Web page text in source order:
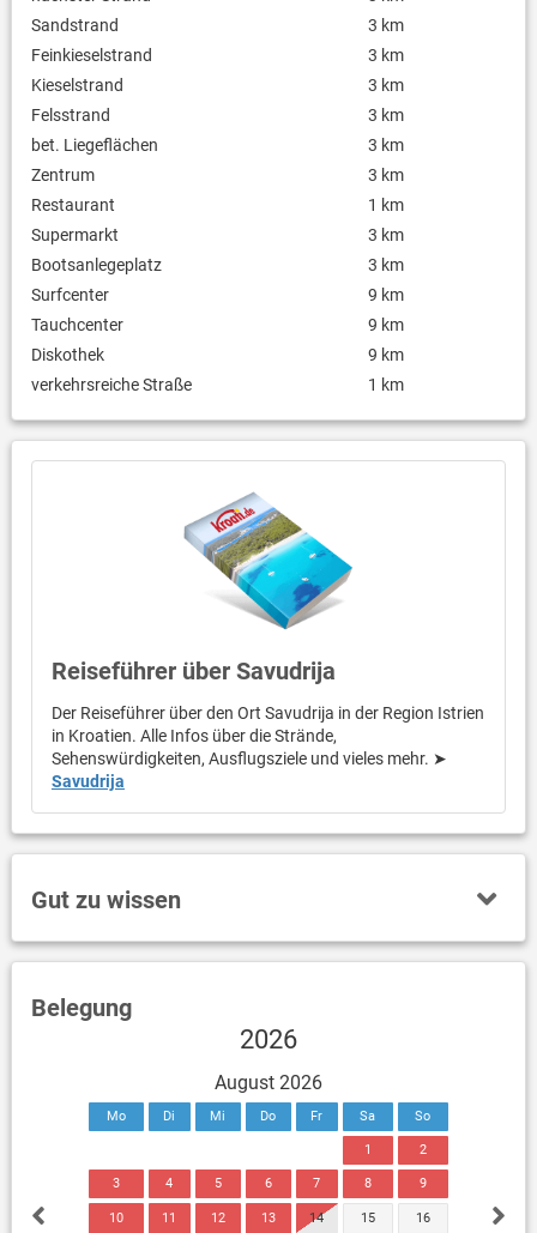
Sandstrand
3 km
Feinkieselstrand
3 km
Kieselstrand
3 km
Felsstrand
3 km
bet. Liegeflächen
3 km
Zentrum
3 km
Restaurant
1 km
Supermarkt
3 km
Bootsanlegeplatz
3 km
Surfcenter
9 km
Tauchcenter
9 km
Diskothek
9 km
verkehrsreiche Straße
1 km
Reiseführer über Savudrija
Der Reiseführer über den Ort Savudrija in der Region Istrien
in Kroatien. Alle Infos über die Strände,
Sehenswürdigkeiten, Ausflugsziele und vieles mehr. ➤
Savudrija
Gut zu wissen
Belegung
2026
August 2026
Mo Di Mi Do Fr Sa So
1 2
3 4 5 6 7 8 9
10 11 12 13 14 15 16